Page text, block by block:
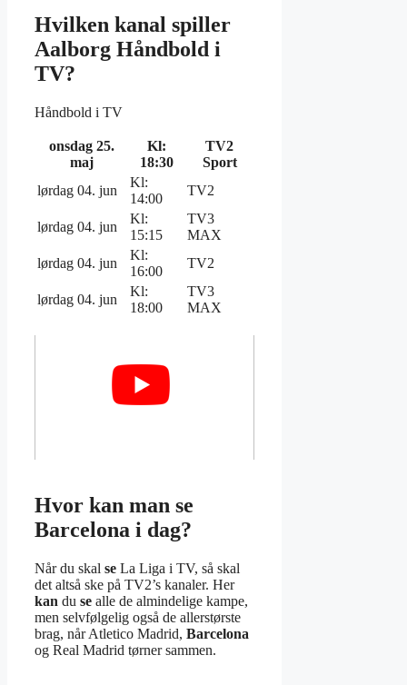
Hvilken kanal spiller
Aalborg Håndbold i
TV?
Håndbold i TV
onsdag 25.
maj
Kl:
18:30
TV2
Sport
lørdag 04. jun
Kl:
14:00
TV2
lørdag 04. jun
Kl:
15:15
TV3
MAX
lørdag 04. jun
Kl:
16:00
TV2
lørdag 04. jun
Kl:
18:00
TV3
MAX
Hvor kan man se
Barcelona i dag?
Når du skal se La Liga i TV, så skal
det altså ske på TV2’s kanaler. Her
kan du se alle de almindelige kampe,
men selvfølgelig også de allerstørste
brag, når Atletico Madrid, Barcelona
og Real Madrid tørner sammen.